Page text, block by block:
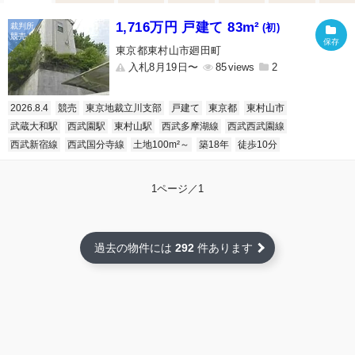
1,716万円 戸建て 83m² (初)
東京都東村山市廻田町
入札8月19日〜
85 2
2026.8.4 競売 東京地裁立川支部 戸建て 東京都
東村山市
武蔵大和駅
西武園駅 東村山駅 西武多摩湖線
西武西武園線
西武新宿線
西武国分寺線 土地100m²～ 築18年 徒歩10分
1ページ／1
過去の物件には 292 件あります